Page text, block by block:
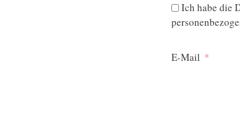
Ich habe die
E-Mail